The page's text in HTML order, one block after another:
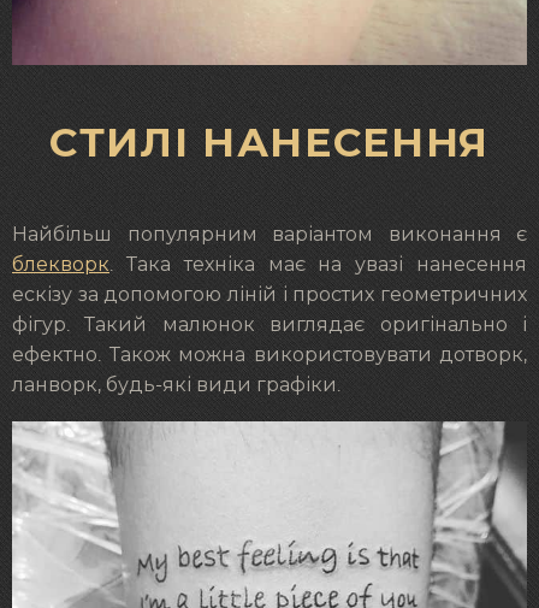
СТИЛІ НАНЕСЕННЯ
Найбільш популярним варіантом виконання є
блекворк . Така техніка має на увазі нанесення
ескізу за допомогою ліній і простих геометричних
фігур. Такий малюнок виглядає оригінально і
ефектно. Також можна використовувати дотворк,
ланворк, будь-які види графіки.